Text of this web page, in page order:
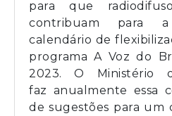
para que
contribuam para
calendário de
programa A Voz do
2023. O Ministério
faz anualmente essa
de sugestões para um